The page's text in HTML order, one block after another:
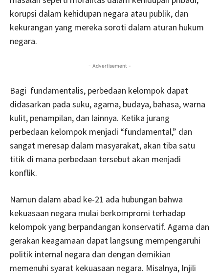
korupsi dalam kehidupan negara atau publik, dan
kekurangan yang mereka soroti dalam aturan hukum
negara.
- Advertisement -
Bagi fundamentalis, perbedaan kelompok dapat
didasarkan pada suku, agama, budaya, bahasa, warna
kulit, penampilan, dan lainnya. Ketika jurang
perbedaan kelompok menjadi “fundamental,” dan
sangat meresap dalam masyarakat, akan tiba satu
titik di mana perbedaan tersebut akan menjadi
konflik.
Namun dalam abad ke-21 ada hubungan bahwa
kekuasaan negara mulai berkompromi terhadap
kelompok yang berpandangan konservatif. Agama dan
gerakan keagamaan dapat langsung mempengaruhi
politik internal negara dan dengan demikian
memenuhi syarat kekuasaan negara. Misalnya, Injili